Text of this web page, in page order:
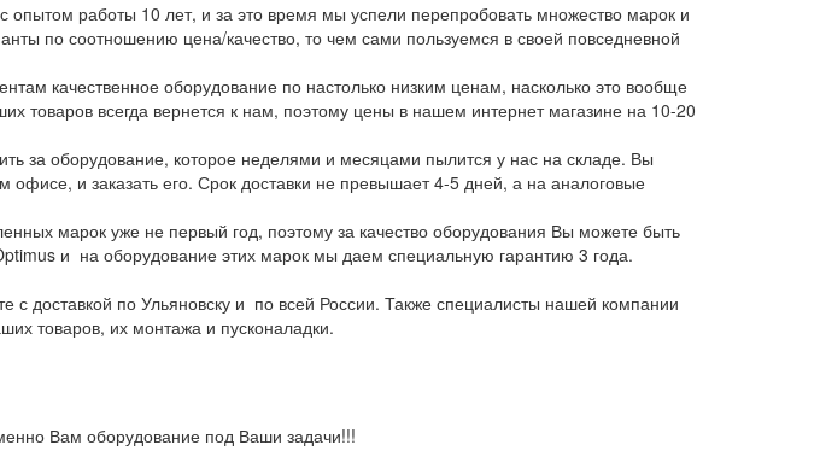
опытом работы 10 лет, и за это время мы успели перепробовать множество марок и
по соотношению цена/качество, то чем сами пользуемся в своей повседневной
качественное оборудование по настолько низким ценам, насколько это вообще
товаров всегда вернется к нам, поэтому цены в нашем интернет магазине на 10-20
за оборудование, которое неделями и месяцами пылится у нас на складе. Вы
и заказать его. Срок доставки не превышает 4-5 дней, а на аналоговые
марок уже не первый год, поэтому за качество оборудования Вы можете быть
и на оборудование этих марок мы даем специальную гарантию 3 года.
с доставкой по Ульяновску и по всей России. Также специалисты нашей компании
товаров, их монтажа и пусконаладки.
Вам оборудование под Ваши задачи!!!